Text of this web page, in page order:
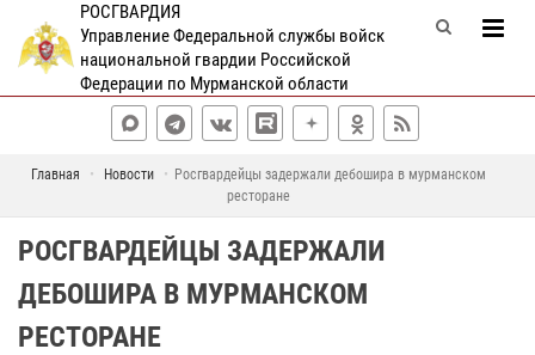
РОСГВАРДИЯ
Управление Федеральной службы войск
национальной гвардии Российской
Федерации по Мурманской области
Главная Новости
Росгвардейцы задержали дебошира в мурманском
ресторане
РОСГВАРДЕЙЦЫ ЗАДЕРЖАЛИ
ДЕБОШИРА В МУРМАНСКОМ
РЕСТОРАНЕ